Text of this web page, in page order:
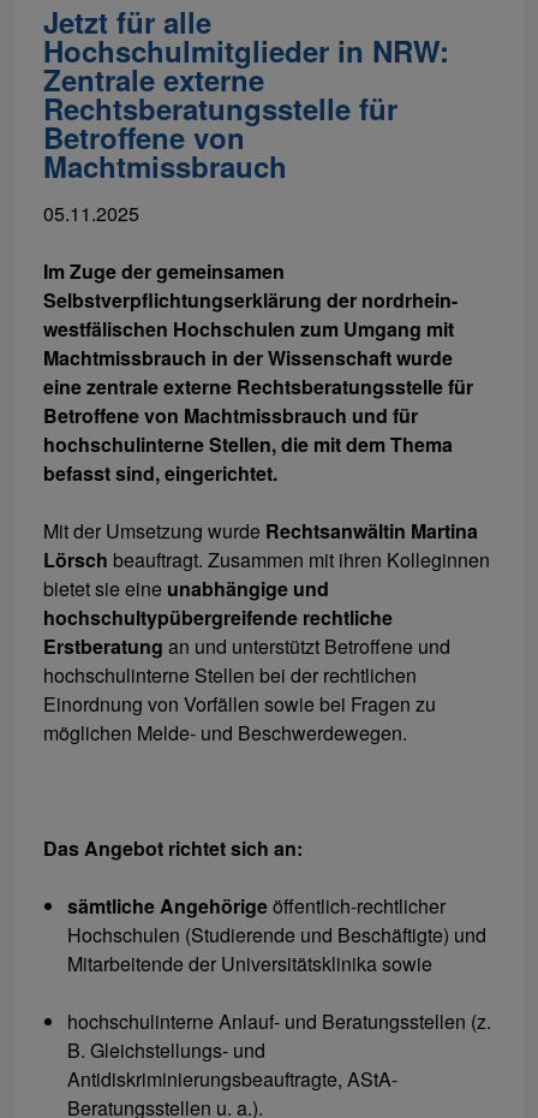
Jetzt für alle
Hochschulmitglieder in NRW:
Zentrale externe
Rechtsberatungsstelle für
Betroffene von
Machtmissbrauch
05.11.2025
Im Zuge der gemeinsamen
Selbstverpflichtungserklärung der nordrhein-
westfälischen Hochschulen zum Umgang mit
Machtmissbrauch in der Wissenschaft wurde
eine zentrale externe Rechtsberatungsstelle für
Betroffene von Machtmissbrauch und für
hochschulinterne Stellen, die mit dem Thema
befasst sind, eingerichtet.
Mit der Umsetzung wurde Rechtsanwältin Martina
Lörsch beauftragt. Zusammen mit ihren Kolleginnen
bietet sie eine unabhängige und
hochschultypübergreifende rechtliche
Erstberatung an und unterstützt Betroffene und
hochschulinterne Stellen bei der rechtlichen
Einordnung von Vorfällen sowie bei Fragen zu
möglichen Melde- und Beschwerdewegen.
Das Angebot richtet sich an:
sämtliche Angehörigeöffentlich-rechtlicher
Hochschulen (Studierende und Beschäftigte) und
Mitarbeitende der Universitätsklinika sowie
hochschulinterne Anlauf- und Beratungsstellen (z.
B. Gleichstellungs- und
Antidiskriminierungsbeauftragte, AStA-
Beratungsstellen u. a.).